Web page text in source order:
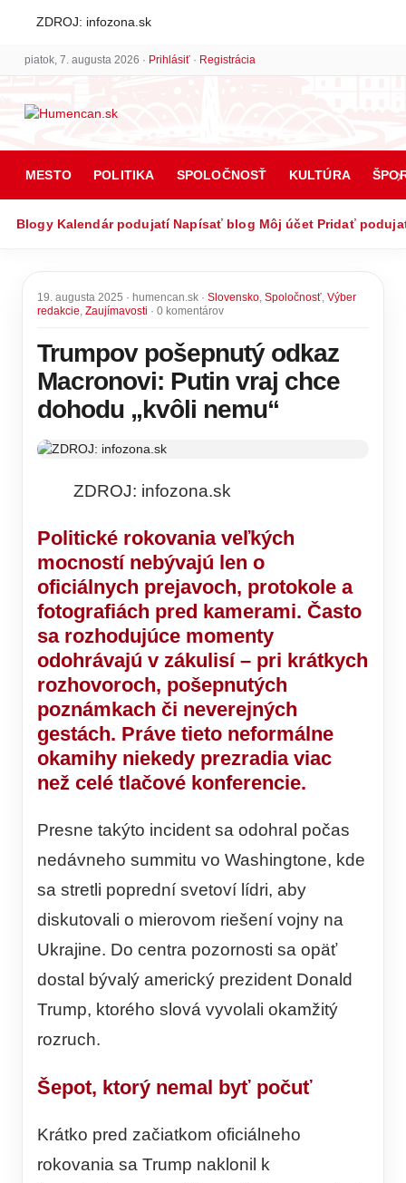
ZDROJ: infozona.sk
piatok, 7. augusta 2026 · Prihlásiť· Registrácia
MESTO POLITIKA SPOLOČNOSŤ KULTÚRA
Blogy Kalendár podujatí Napísať blog Môj účet Pridať
19. augusta 2025 · humencan.sk · Slovensko, Spoločnosť, Výber
redakcie, Zaujímavosti · 0 komentárov
Trumpov pošepnutý odkaz
Macronovi: Putin vraj chce
dohodu „kvôli nemu“
ZDROJ: infozona.sk
Politické rokovania veľkých
mocností nebývajú len o
oficiálnych prejavoch, protokole a
fotografiách pred kamerami. Často
sa rozhodujúce momenty
odohrávajú v zákulisí – pri krátkych
rozhovoroch, pošepnutých
poznámkach či neverejných
gestách. Práve tieto neformálne
okamihy niekedy prezradia viac
než celé tlačové konferencie.
Presne takýto incident sa odohral počas
nedávneho summitu vo Washingtone, kde
sa stretli poprední svetoví lídri, aby
diskutovali o mierovom riešení vojny na
Ukrajine. Do centra pozornosti sa opäť
dostal bývalý americký prezident Donald
Trump, ktorého slová vyvolali okamžitý
rozruch.
Šepot, ktorý nemal byť počuť
Krátko pred začiatkom oficiálneho
rokovania sa Trump naklonil k